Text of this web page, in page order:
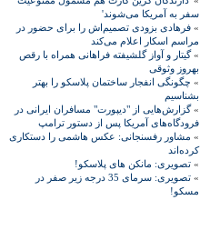
سفر به آمریکا می‌شوند'
» فرهادی بزودی تصمیم‌اش را برای حضور در
مراسم اسکار اعلام می‌کند
»گیتار و آواز گلشیفته فراهانی همراه با رقص
بهروز وثوقی
» چگونگی انفجار ساختمان پلاسکو را بهتر
بشناسیم
»گزارش‌هایی از "دیپورت" مسافران ایرانی در
فرودگاه‌های آمریکا پس از دستور ترامپ
» مشاور رفسنجانی: عکس هاشمی را دستکاری
کرده‌اند
» تصویری: مانکن های پلاسکو!
»
تصویری: سرمای 35 درجه زیر صفر در
مسکو!